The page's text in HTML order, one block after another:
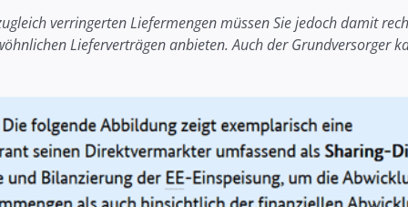
verringerten Liefermengen müssen Sie jedoch damit
Lieferverträgen anbieten. Auch der Grundversorger